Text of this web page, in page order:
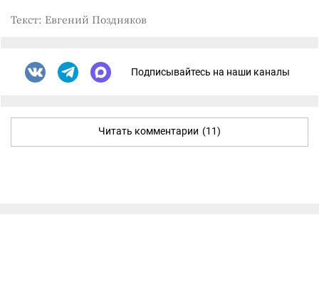
Текст: Евгений Поздняков
Подписывайтесь на наши каналы
Читать комментарии (11)